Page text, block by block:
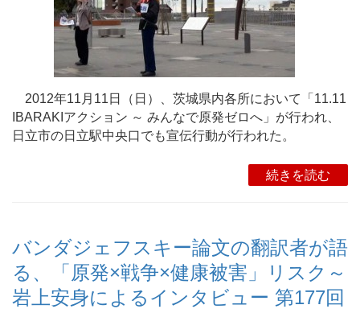
2012年11月11日（日）、茨城県内各所において「11.11
IBARAKIアクション ～ みんなで原発ゼロへ」が行われ、
日立市の日立駅中央口でも宣伝行動が行われた。
続きを読む
バンダジェフスキー論文の翻訳者が語
る、「原発×戦争×健康被害」リスク～
岩上安身によるインタビュー 第177回